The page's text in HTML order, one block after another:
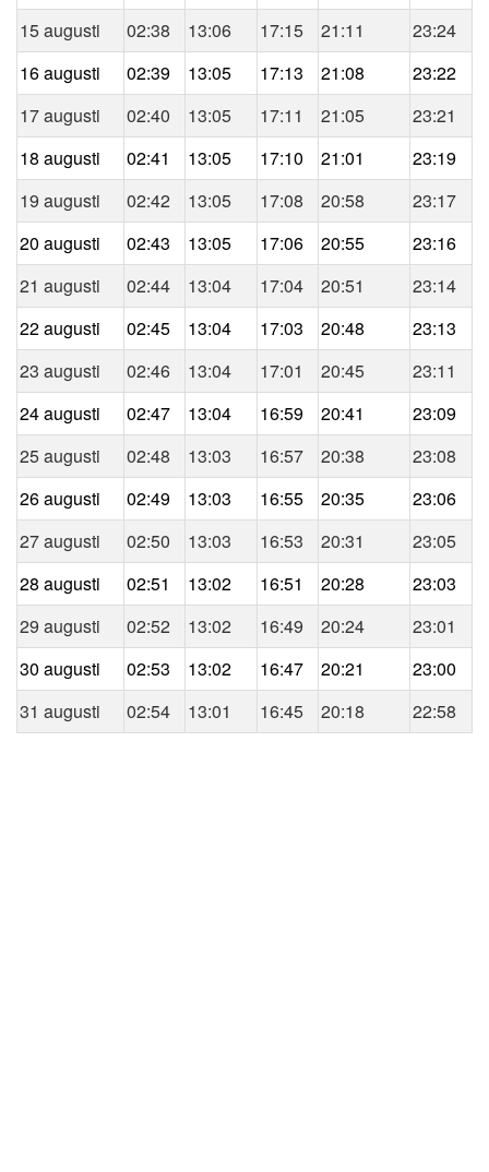
15 augusti 02:38 13:06 17:15 21:11
23:24
16 augusti
02:39 13:05 17:13 21:08
23:22
17 augusti
02:40 13:05 17:11 21:05
23:21
18 augusti
02:41 13:05 17:10 21:01
23:19
19 augusti
02:42 13:05 17:08 20:58
23:17
20 augusti
02:43 13:05 17:06 20:55
23:16
21 augusti
02:44 13:04 17:04 20:51
23:14
22 augusti
02:45 13:04 17:03 20:48
23:13
23 augusti
02:46 13:04 17:01 20:45
23:11
24 augusti
02:47 13:04 16:59 20:41
23:09
25 augusti
02:48 13:03 16:57 20:38
23:08
26 augusti
02:49 13:03 16:55 20:35
23:06
27 augusti
02:50 13:03 16:53 20:31
23:05
28 augusti
02:51 13:02 16:51 20:28
23:03
29 augusti
02:52 13:02 16:49 20:24
23:01
30 augusti
02:53 13:02 16:47 20:21
23:00
31 augusti
02:54 13:01 16:45 20:18 22:58